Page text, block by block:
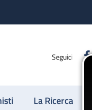
Seguici
La Ricerca